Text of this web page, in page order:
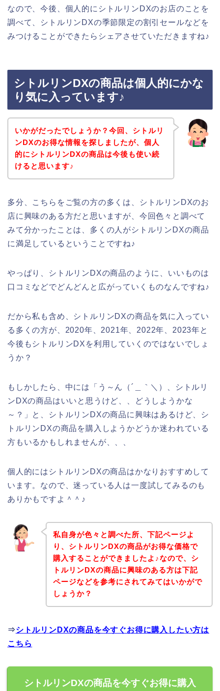
なので、今後、個人的にシトルリンDXのお店のことを
調べて、シトルリンDXの季節限定の割引セールなどを
みつけることができたらシェアさせていただきますね♪
シトルリンDXの商品は個人的にかな
り気に入っています♪
いかがだったでしょうか？今回、シトルリ
ンDXのお得な情報を探しましたが、個人
的にシトルリンDXの商品は今後も使い続
けると思います♪
多分、こちらをご覧の方の多くは、シトルリンDXのお
店に興味のある方だと思いますが、今回色々と調べて
みて分かったことは、多くの人がシトルリンDXの商品
に満足しているということですね♪
やっぱり、シトルリンDXの商品のように、いいものは
口コミなどでどんどんと広がっていくものなんですね♪
だから私も含め、シトルリンDXの商品を気に入ってい
る多くの方が、2020年、2021年、2022年、2023年と
今後もシトルリンDXを利用していくのではないでしょ
うか？
もしかしたら、中には「う～ん（´＿｀＼）、シトルリ
ンDXの商品はいいと思うけど、、どうしようかな
～？」と、シトルリンDXの商品に興味はあるけど、シ
トルリンDXの商品を購入しようかどうか迷われている
方もいるかもしれませんが、、、
個人的にはシトルリンDXの商品はかなりおすすめして
います。なので、迷っている人は一度試してみるのも
ありかもですよ＾＾♪
私自身が色々と調べた所、下記ページよ
り、シトルリンDXの商品がお得な価格で
購入することができましたよ♪なので、シ
トルリンDXの商品に興味のある方は下記
ページなどを参考にされてみてはいかがで
しょうか？
⇒シトルリンDXの商品を今すぐお得に購入したい方は
こちら
シトルリンDXの商品を今すぐお得に購入